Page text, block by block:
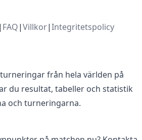
| FAQ|Villkor|Integritetspolicy
från hela världen på
du resultat, tabeller och statistik
och turneringarna.